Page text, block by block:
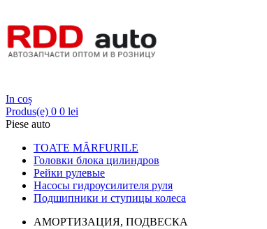
In coș
Produs(e) 0 0 lei
Piese auto
TOATE MĂRFURILE
Головки блока цилиндров
Рейки рулевые
Насосы гидроусилителя руля
Подшипники и ступицы колеса
АМОРТИЗАЦИЯ, ПОДВЕСКА